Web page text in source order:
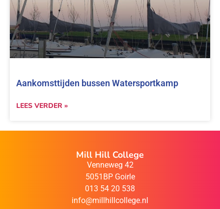
Aankomsttijden bussen Watersportkamp
LEES VERDER »
Mill Hill College
Venneweg 42
5051BP Goirle
013 54 20 538
info@millhillcollege.nl